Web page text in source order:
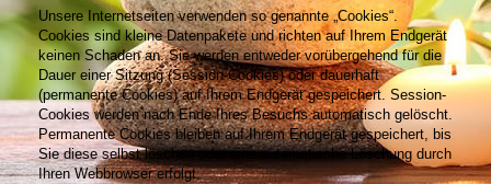
Unsere Internetseiten verwenden so genannte „Cookies“.
Cookies sind kleine Datenpakete und richten auf Ihrem Endgerät
keinen Schaden an. Sie werden entweder vorübergehend für die
Dauer einer Sitzung (Session-Cookies) oder dauerhaft
(permanente Cookies) auf Ihrem Endgerät gespeichert. Session-
Cookies werden nach Ende Ihres Besuchs automatisch gelöscht.
Permanente Cookies bleiben auf Ihrem Endgerät gespeichert, bis
Sie diese selbst löschen oder eine automatische Löschung durch
Ihren Webbrowser erfolgt.